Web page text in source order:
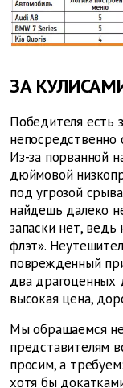
ЗА
Победителя есть
непосредственно
Из-за порванной
дюймовой
под угрозой
найдешь далеко
запаски нет,
флэт».
поврежденный
два драгоценных
высокая цена,
Мы обращаемся
представителям
просим, а
хотя бы